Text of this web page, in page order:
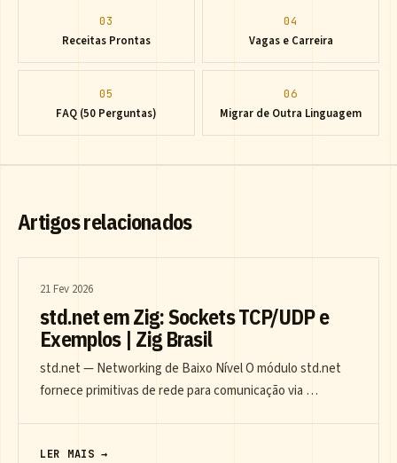
03
Receitas Prontas
04
Vagas e Carreira
05
FAQ (50 Perguntas)
06
Migrar de Outra Linguagem
Artigos relacionados
21 Fev 2026
std.net em Zig: Sockets TCP/UDP e
Exemplos | Zig Brasil
std.net — Networking de Baixo Nível O módulo std.net
fornece primitivas de rede para comunicação via …
LER MAIS →